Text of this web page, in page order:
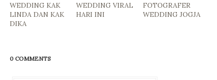
WEDDING KAK
LINDA DAN KAK
DIKA
WEDDING VIRAL
HARI INI
FOTOGRAFER
WEDDING JOGJA
0 COMMENTS